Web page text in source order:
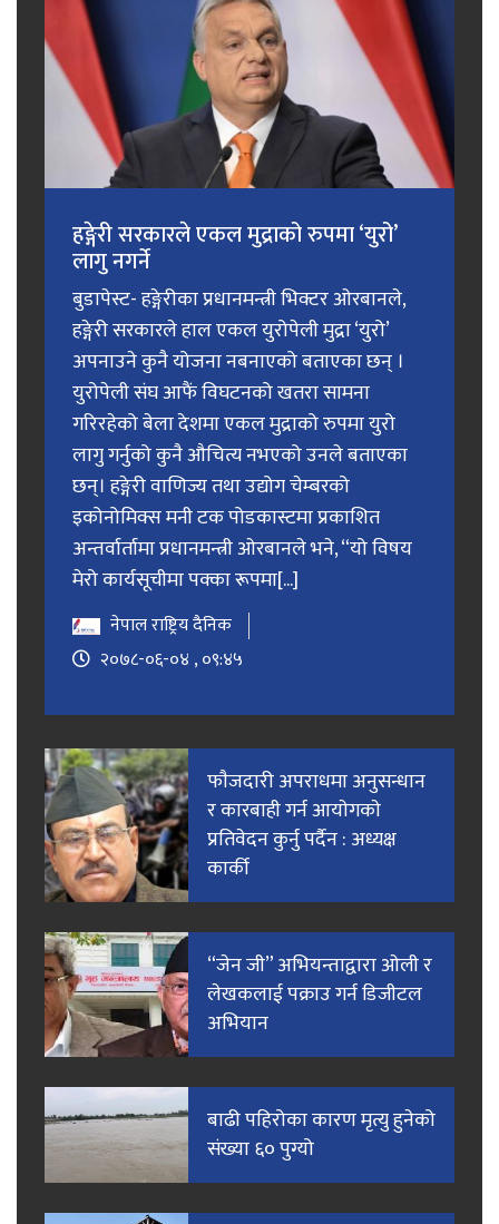
हङ्गेरी सरकारले एकल मुद्राको रुपमा ‘युरो’
लागु नगर्ने
बुडापेस्ट- हङ्गेरीका प्रधानमन्त्री भिक्टर ओरबानले,
हङ्गेरी सरकारले हाल एकल युरोपेली मुद्रा ‘युरो’
अपनाउने कुनै योजना नबनाएको बताएका छन् ।
युरोपेली संघ आफैं विघटनको खतरा सामना
गरिरहेको बेला देशमा एकल मुद्राको रुपमा युरो
लागु गर्नुको कुनै औचित्य नभएको उनले बताएका
छन्। हङ्गेरी वाणिज्य तथा उद्योग चेम्बरको
इकोनोमिक्स मनी टक पोडकास्टमा प्रकाशित
अन्तर्वार्तामा प्रधानमन्त्री ओरबानले भने, “यो विषय
मेरो कार्यसूचीमा पक्का रूपमा[...]
नेपाल राष्ट्रिय दैनिक
२०७८-०६-०४ , ०९:४५
फाैजदारी अपराधमा अनुसन्धान
र कारबाही गर्न आयाेगकाे
प्रतिवेदन कुर्नु पर्दैन : अध्यक्ष
कार्की
“जेन जी” अभियन्ताद्वारा ओली र
लेखकलाई पक्राउ गर्न डिजीटल
अभियान
बाढी पहिरोका कारण मृत्यु हुनेको
संख्या ६० पुग्यो